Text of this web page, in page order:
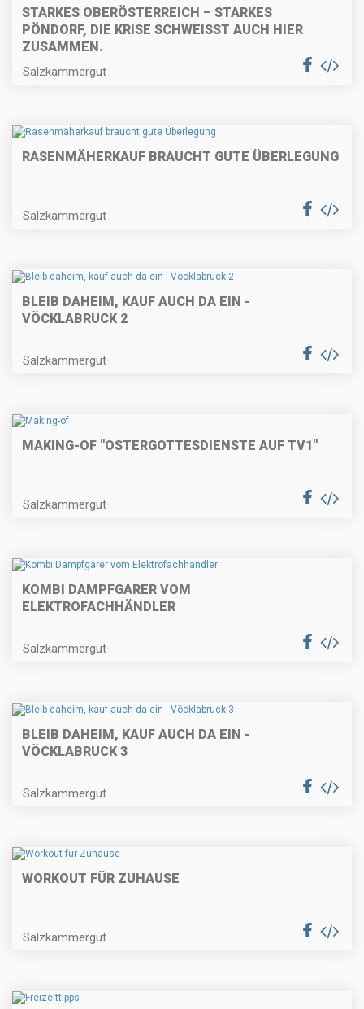
STARKES OBERÖSTERREICH – STARKES
PÖNDORF, DIE KRISE SCHWEISST AUCH HIER Z
USAMMEN.
Salzkammergut
RASENMÄHERKAUF BRAUCHT GUTE ÜBERLEGUNG
Salzkammergut
BLEIB DAHEIM, KAUF AUCH DA EIN -
VÖCKLABRUCK 2
Salzkammergut
MAKING-OF "OSTERGOTTESDIENSTE AUF TV1"
Salzkammergut
KOMBI DAMPFGARER VOM
ELEKTROFACHHÄNDLER
Salzkammergut
BLEIB DAHEIM, KAUF AUCH DA EIN -
VÖCKLABRUCK 3
Salzkammergut
WORKOUT FÜR ZUHAUSE
Salzkammergut